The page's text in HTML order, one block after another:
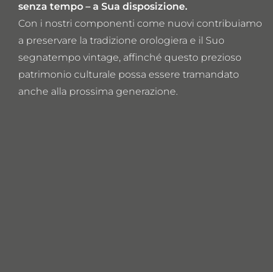
senza tempo – a Sua disposizione.
Con i nostri componenti come nuovi contribuiamo
a preservare la tradizione orologiera e il Suo
segnatempo vintage, affinché questo prezioso
patrimonio culturale possa essere tramandato
anche alla prossima generazione.